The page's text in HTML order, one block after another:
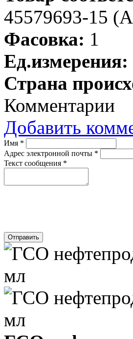
45579693-15
Фасовка: 1
Ед.измерения:
Страна
Комментарии
Добавить
Имя *
Адрес электронной почты *
Текст сообщения *
Отправить